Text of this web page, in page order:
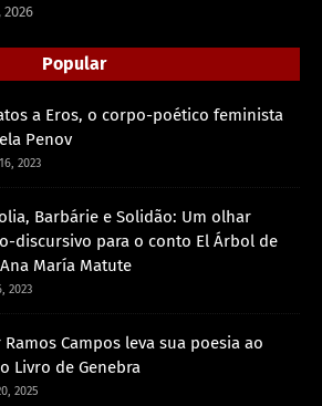
Popular
a Eros, o corpo-poético feminista
Penov
2023
Barbárie e Solidão: Um olhar
discursivo para o conto El Árbol de
María Matute
2023
Ramos Campos leva sua poesia ao
Livro de Genebra
2025